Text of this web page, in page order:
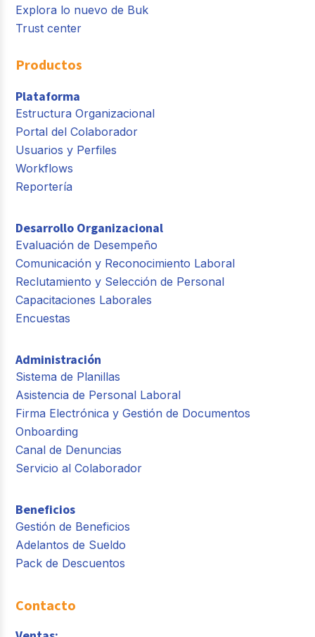
Explora lo nuevo de Buk
Trust center
Productos
Plataforma
Estructura Organizacional
Portal del Colaborador
Usuarios y Perfiles
Workflows
Reportería
Desarrollo Organizacional
Evaluación de Desempeño
Comunicación y Reconocimiento Laboral
Reclutamiento y Selección de Personal
Capacitaciones Laborales
Encuestas
Administración
Sistema de Planillas
Asistencia de Personal Laboral
Firma Electrónica y Gestión de Documentos
Onboarding
Canal de Denuncias
Servicio al Colaborador
Beneficios
Gestión de Beneficios
Adelantos de Sueldo
Pack de Descuentos
Contacto